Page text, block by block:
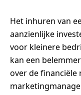
Het inhuren van
aanzienlijke
voor kleinere
kan een
over de financiële